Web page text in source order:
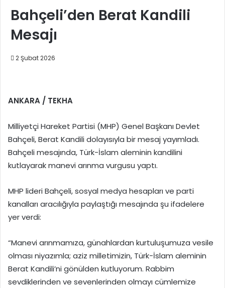
Bahçeli’den Berat Kandili
Mesajı
2 Şubat 2026
ANKARA / TEKHA
Milliyetçi Hareket Partisi (MHP) Genel Başkanı Devlet
Bahçeli, Berat Kandili dolayısıyla bir mesaj yayımladı.
Bahçeli mesajında, Türk-İslam aleminin kandilini
kutlayarak manevi arınma vurgusu yaptı.
MHP lideri Bahçeli, sosyal medya hesapları ve parti
kanalları aracılığıyla paylaştığı mesajında şu ifadelere
yer verdi:
“Manevi arınmamıza, günahlardan kurtuluşumuza vesile
olması niyazımla; aziz milletimizin, Türk-İslam aleminin
Berat Kandili’ni gönülden kutluyorum. Rabbim
sevdiklerinden ve sevenlerinden olmayı cümlemize